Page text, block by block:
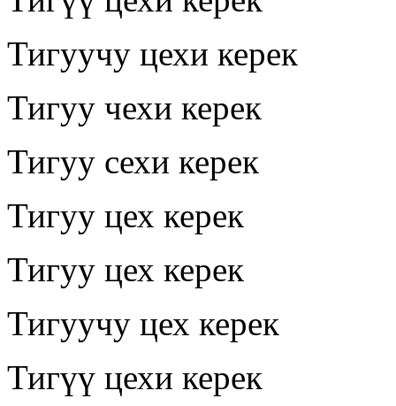
Тигуучу цехи керек
Тигуу чехи керек
Тигуу сехи керек
Тигуу цех керек
Тигуу цех керек
Тигуучу цех керек
Тигүү цехи керек